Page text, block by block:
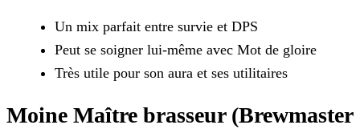
Un mix parfait entre survie et DPS
Peut se soigner lui-même avec Mot de gloire
Très utile pour son aura et ses utilitaires
Moine Maître brasseur (Brewmaster